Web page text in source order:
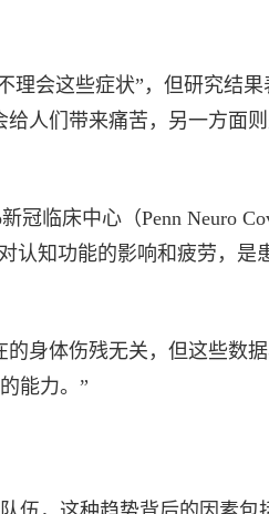
会这些症状”，但研究结果
人们带来痛苦，另一方面
冠临床中心（Penn Neuro
认知功能的影响和疲劳，是
身体伤残无关，但这些数据
能力。”